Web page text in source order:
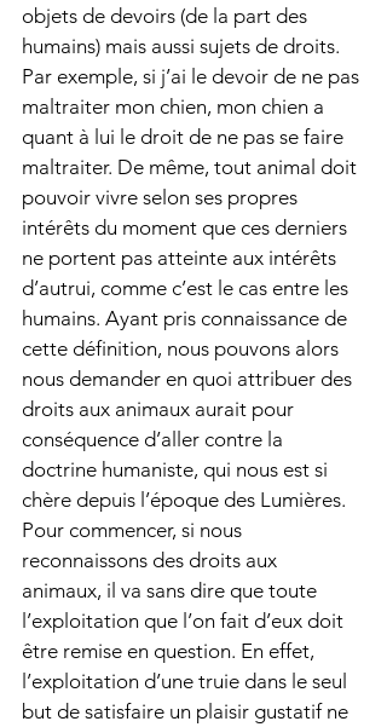
objets de devoirs (de la part des
humains) mais aussi sujets de droits.
Par exemple, si j’ai le devoir de ne pas
maltraiter mon chien, mon chien a
quant à lui le droit de ne pas se faire
maltraiter. De même, tout animal doit
pouvoir vivre selon ses propres
intérêts du moment que ces derniers
ne portent pas atteinte aux intérêts
d’autrui, comme c’est le cas entre les
humains. Ayant pris connaissance de
cette définition, nous pouvons alors
nous demander en quoi attribuer des
droits aux animaux aurait pour
conséquence d’aller contre la
doctrine humaniste, qui nous est si
chère depuis l’époque des Lumières.
Pour commencer, si nous
reconnaissons des droits aux
animaux, il va sans dire que toute
l’exploitation que l’on fait d’eux doit
être remise en question. En effet,
l’exploitation d’une truie dans le seul
but de satisfaire un plaisir gustatif ne